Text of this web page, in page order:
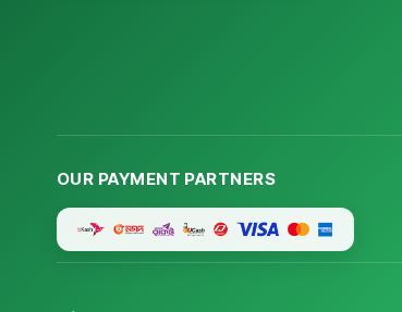
OUR PAYMENT PARTNERS